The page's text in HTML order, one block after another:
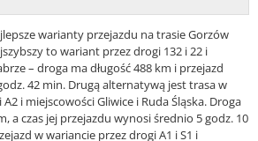
warianty przejazdu na trasie Gorzów
to wariant przez drogi 132 i 22 i
– droga ma długość 488 km i przejazd
42 min. Drugą alternatywą jest trasa w
i miejscowości Gliwice i Ruda Śląska. Droga
a czas jej przejazdu wynosi średnio 5 godz. 10
w wariancie przez drogi A1 i S1 i